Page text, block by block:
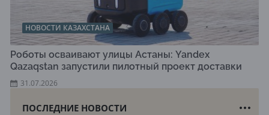
НОВОСТИ КАЗАХСТАНА
Роботы осваивают улицы Астаны: Yandex
Qazaqstan запустили пилотный проект доставки
31.07.2026
ПОСЛЕДНИЕ НОВОСТИ